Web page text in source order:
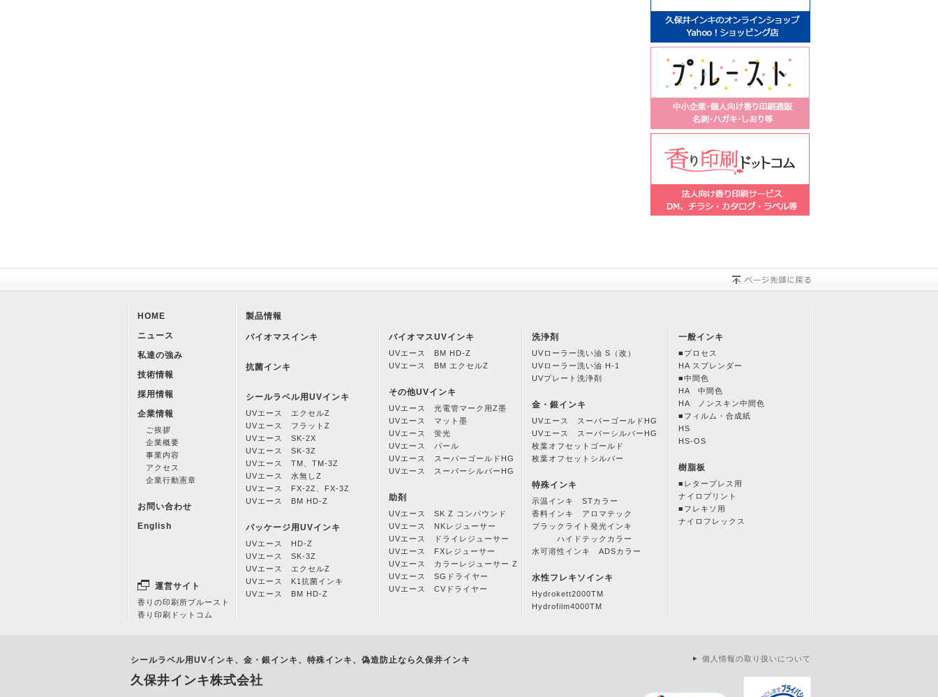
HOME
ニュース
私達の強み
技術情報
採用情報
企業情報
ご挨拶
企業概要
事業内容
アクセス
企業行動憲章
お問い合わせ
English
運営サイト
香りの印刷所プルースト
香り印刷ドットコム
製品情報
バイオマスインキ
抗菌インキ
シールラベル用UVインキ
UVエース エクセルZ
UVエース フラットZ
UVエース SK-2X
UVエース SK-3Z
UVエース TM、TM-3Z
UVエース 水無しZ
UVエース FX-2Z、FX-3Z
UVエース BM HD-Z
パッケージ用UVインキ
UVエース HD-Z
UVエース SK-3Z
UVエース エクセルZ
UVエース K1抗菌インキ
UVエース BM HD-Z
バイオマスUVインキ
UVエース BM HD-Z
UVエース BM エクセルZ
その他UVインキ
UVエース 光電管マーク用Z墨
UVエース マット墨
UVエース 蛍光
UVエース パール
UVエース スーパーゴールドHG
UVエース スーパーシルバーHG
助剤
UVエース SK Z コンパウンド
UVエース NKレジューサー
UVエース ドライレジューサー
UVエース FXレジューサー
UVエース カラーレジューサー Z
UVエース SGドライヤー
UVエース CVドライヤー
洗浄剤
UVローラー洗い油 S（改）
UVローラー洗い油 H-1
UVプレート洗浄剤
金・銀インキ
UVエース スーパーゴールドHG
UVエース スーパーシルバーHG
枚葉オフセットゴールド
枚葉オフセットシルバー
特殊インキ
示温インキ STカラー
香料インキ アロマテック
ブラックライト発光インキ
ハイドテックカラー
水可溶性インキ ADSカラー
水性フレキソインキ
Hydrokett2000TM
Hydrofilm4000TM
一般インキ
■プロセス
HA スプレンダー
■中間色
HA 中間色
HA ノンスキン中間色
■フィルム・合成紙
HS
HS-OS
樹脂板
■レタープレス用
ナイロプリント
■フレキソ用
ナイロフレックス
シールラベル用UVインキ、金・銀インキ、特殊インキ、偽造防止なら久保井インキ 個人情報の取り扱いについて
久保井インキ株式会社